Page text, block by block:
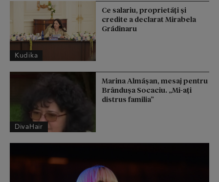
Kudika
Ce salariu, proprietăți și
credite a declarat Mirabela
Grădinaru
DivaHair
Marina Almășan, mesaj pentru
Brândușa Socaciu. „Mi-ați
distrus familia”